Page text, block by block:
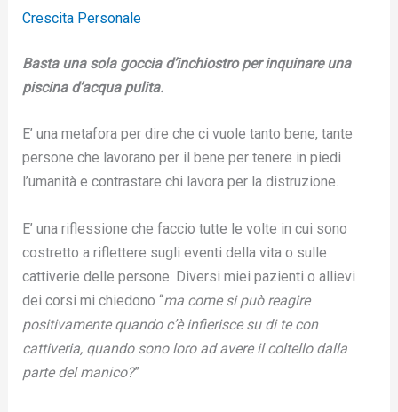
Crescita Personale
Basta una sola goccia d’inchiostro per inquinare una
piscina d’acqua pulita.
E’ una metafora per dire che ci vuole tanto bene, tante
persone che lavorano per il bene per tenere in piedi
l’umanità e contrastare chi lavora per la distruzione.
E’ una riflessione che faccio tutte le volte in cui sono
costretto a riflettere sugli eventi della vita o sulle
cattiverie delle persone. Diversi miei pazienti o allievi
dei corsi mi chiedono “ma come si può reagire
positivamente quando c’è infierisce su di te con
cattiveria, quando sono loro ad avere il coltello dalla
parte del manico?”